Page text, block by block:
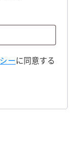
ーに同意する